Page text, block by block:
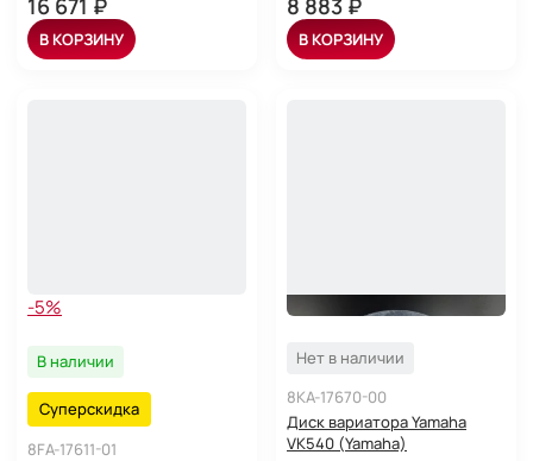
В КОРЗИНУ В КОРЗИНУ
-5%
В наличии
Суперскидка
8FA-17611-01
Нет в наличии
8KA-17670-00
Диск вариатора Yamaha
VK540 (Yamaha)